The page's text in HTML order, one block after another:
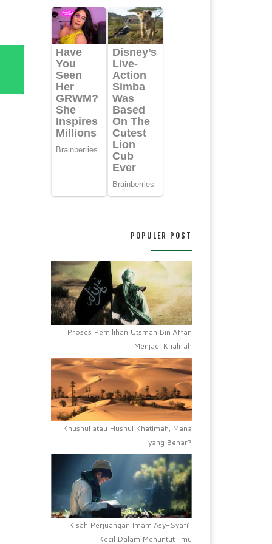
POPULER POST
Proses Pemilihan Utsman Bin Affan
Menjadi Khalifah
Khusnul atau Husnul Khatimah, Mana
yang Benar?
Kisah Perjuangan Imam Asy-Syafi’i
Kecil Dalam Menuntut Ilmu